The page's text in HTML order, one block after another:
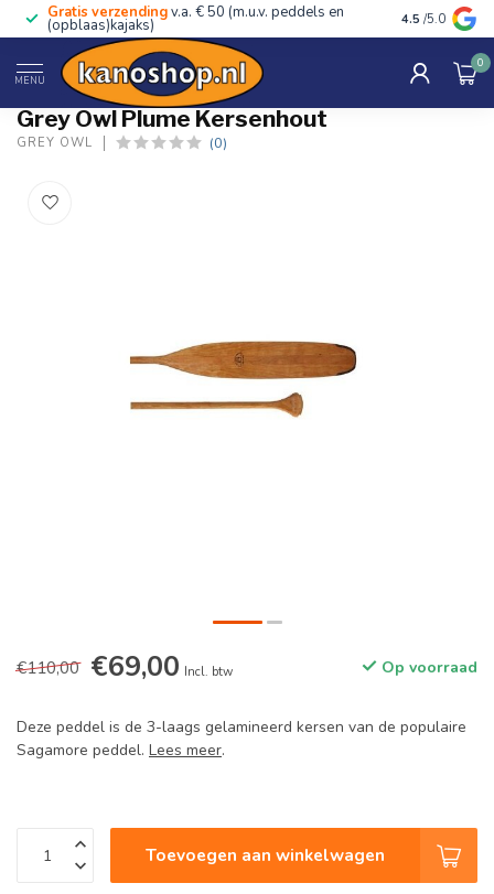
Gratis verzendingv.a. € 50 (m.u.v. peddels en
(opblaas)kajaks) Advies van
4.5 /5.0
MENU
0
Home / Plume Kersenhout
Grey Owl Plume Kersenhout
GREY OWL (0)
€110,00 €69,00 Incl. btw Op voorraad
Deze peddel is de 3-laags gelamineerd kersen van de populaire
Sagamore peddel. Lees meer.
Toevoegen aan winkelwagen